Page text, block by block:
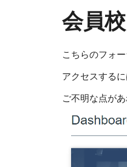
会員
こちらのフォ
アクセスする
ご不明な点が